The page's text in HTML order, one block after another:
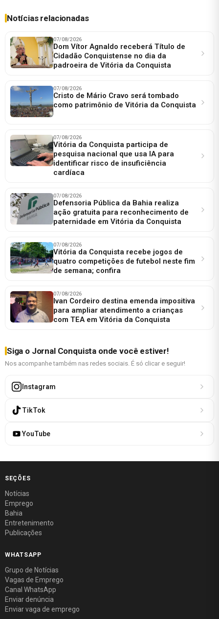
Notícias relacionadas
07/08/2026
Dom Vítor Agnaldo receberá Título de
Cidadão Conquistense no dia da
padroeira de Vitória da Conquista
07/08/2026
Cristo de Mário Cravo será tombado
como patrimônio de Vitória da Conquista
07/08/2026
Vitória da Conquista participa de
pesquisa nacional que usa IA para
identificar risco de insuficiência
cardíaca
07/08/2026
Defensoria Pública da Bahia realiza
ação gratuita para reconhecimento de
paternidade em Vitória da Conquista
07/08/2026
Vitória da Conquista recebe jogos de
quatro competições de futebol neste fim
de semana; confira
07/08/2026
Ivan Cordeiro destina emenda impositiva
para ampliar atendimento a crianças
com TEA em Vitória da Conquista
Siga o Jornal Conquista onde você estiver!
Nos acompanhe também nas redes sociais. É só clicar e seguir!
Instagram
TikTok
YouTube
SEÇÕES
Notícias
Emprego
Bahia
Entretenimento
Publicações
WHATSAPP
Grupo de Notícias
Vagas de Emprego
Canal WhatsApp
Enviar denúncia
Enviar vaga de emprego